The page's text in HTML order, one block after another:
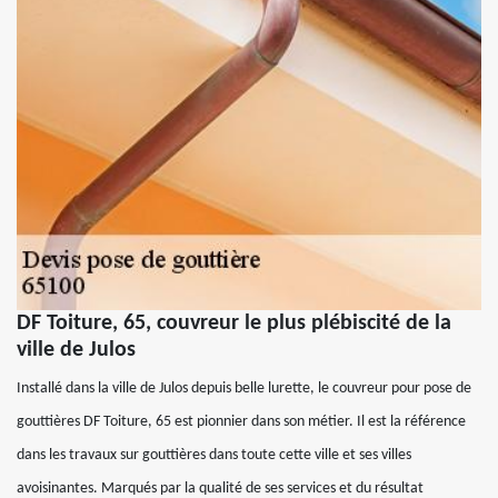
DF Toiture, 65, couvreur le plus plébiscité de la
ville de Julos
Installé dans la ville de Julos depuis belle lurette, le couvreur pour pose de
gouttières DF Toiture, 65 est pionnier dans son métier. Il est la référence
dans les travaux sur gouttières dans toute cette ville et ses villes
avoisinantes. Marqués par la qualité de ses services et du résultat